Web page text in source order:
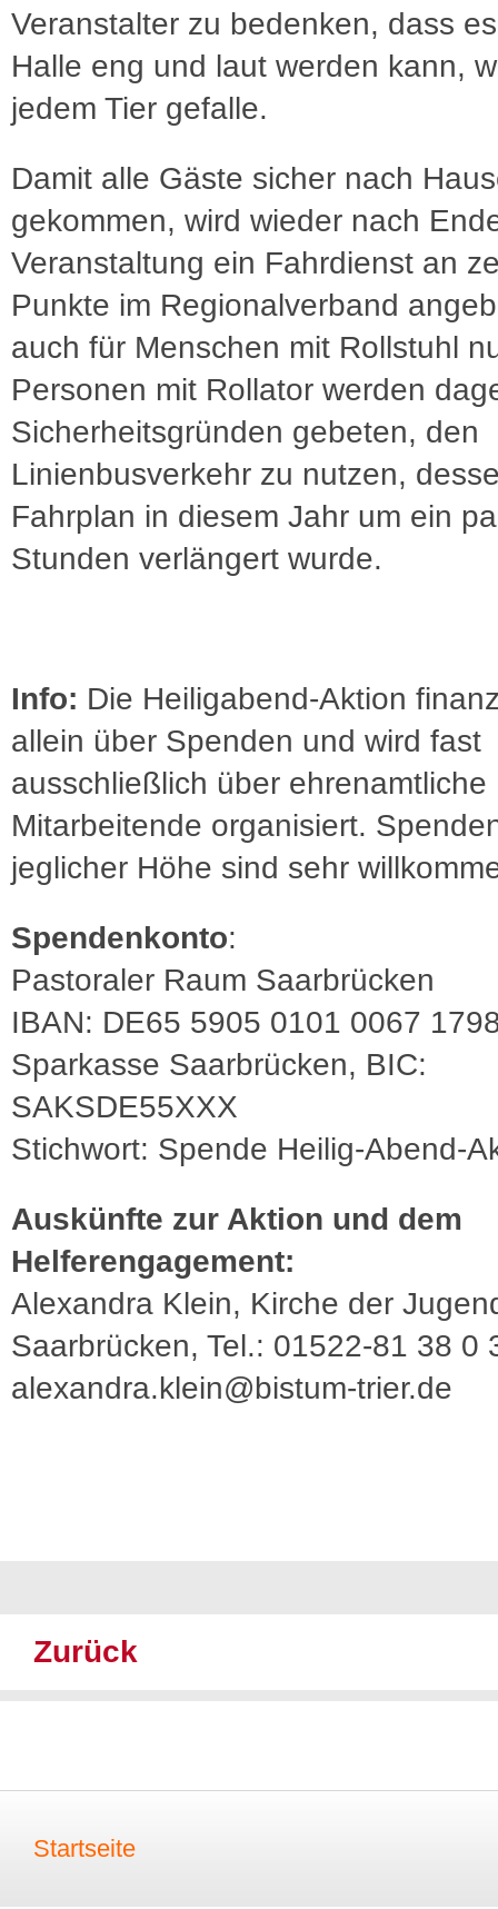
Veranstalter zu bedenken, dass
Halle eng und laut werden kann,
jedem Tier gefalle.
Damit alle Gäste sicher nach
gekommen, wird wieder nach
Veranstaltung ein Fahrdienst an
Punkte im Regionalverband
auch für Menschen mit Rollstuhl
Personen mit Rollator werden
Sicherheitsgründen gebeten, den
Linienbusverkehr zu nutzen,
Fahrplan in diesem Jahr um ein
Stunden verlängert wurde.
Info: Die Heiligabend-Aktion
allein über Spenden und wird fast
ausschließlich über ehrenamtliche
Mitarbeitende organisiert.
jeglicher Höhe sind sehr
Spendenkonto:
Pastoraler Raum Saarbrücken
IBAN: DE65 5905 0101 0067
Sparkasse Saarbrücken, BIC:
SAKSDE55XXX
Stichwort: Spende Heilig-Abend-
Auskünfte zur Aktion und dem
Helferengagement:
Alexandra Klein, Kirche der
Saarbrücken, Tel.: 01522-81 38 0
alexandra.klein@bistum-trier.de
Zurück
Startseite